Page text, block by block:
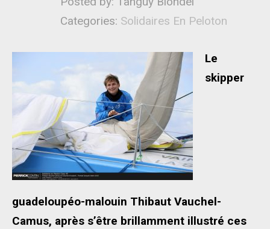
Categories: Solidaires En Peloton
Le
skipper
guadeloupéo-malouin Thibaut Vauchel-
Camus, après s’être brillamment illustré ces